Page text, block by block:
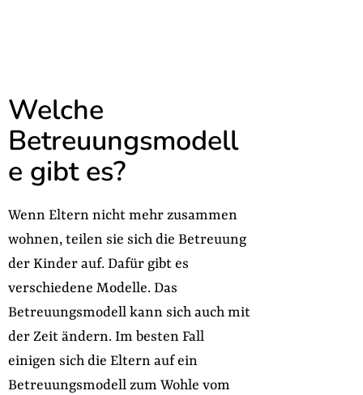
Welche
Betreuungsmodell
e gibt es?
Wenn Eltern nicht mehr zusammen
wohnen, teilen sie sich die Betreuung
der Kinder auf. Dafür gibt es
verschiedene Modelle. Das
Betreuungsmodell kann sich auch mit
der Zeit ändern. Im besten Fall
einigen sich die Eltern auf ein
Betreuungsmodell zum Wohle vom